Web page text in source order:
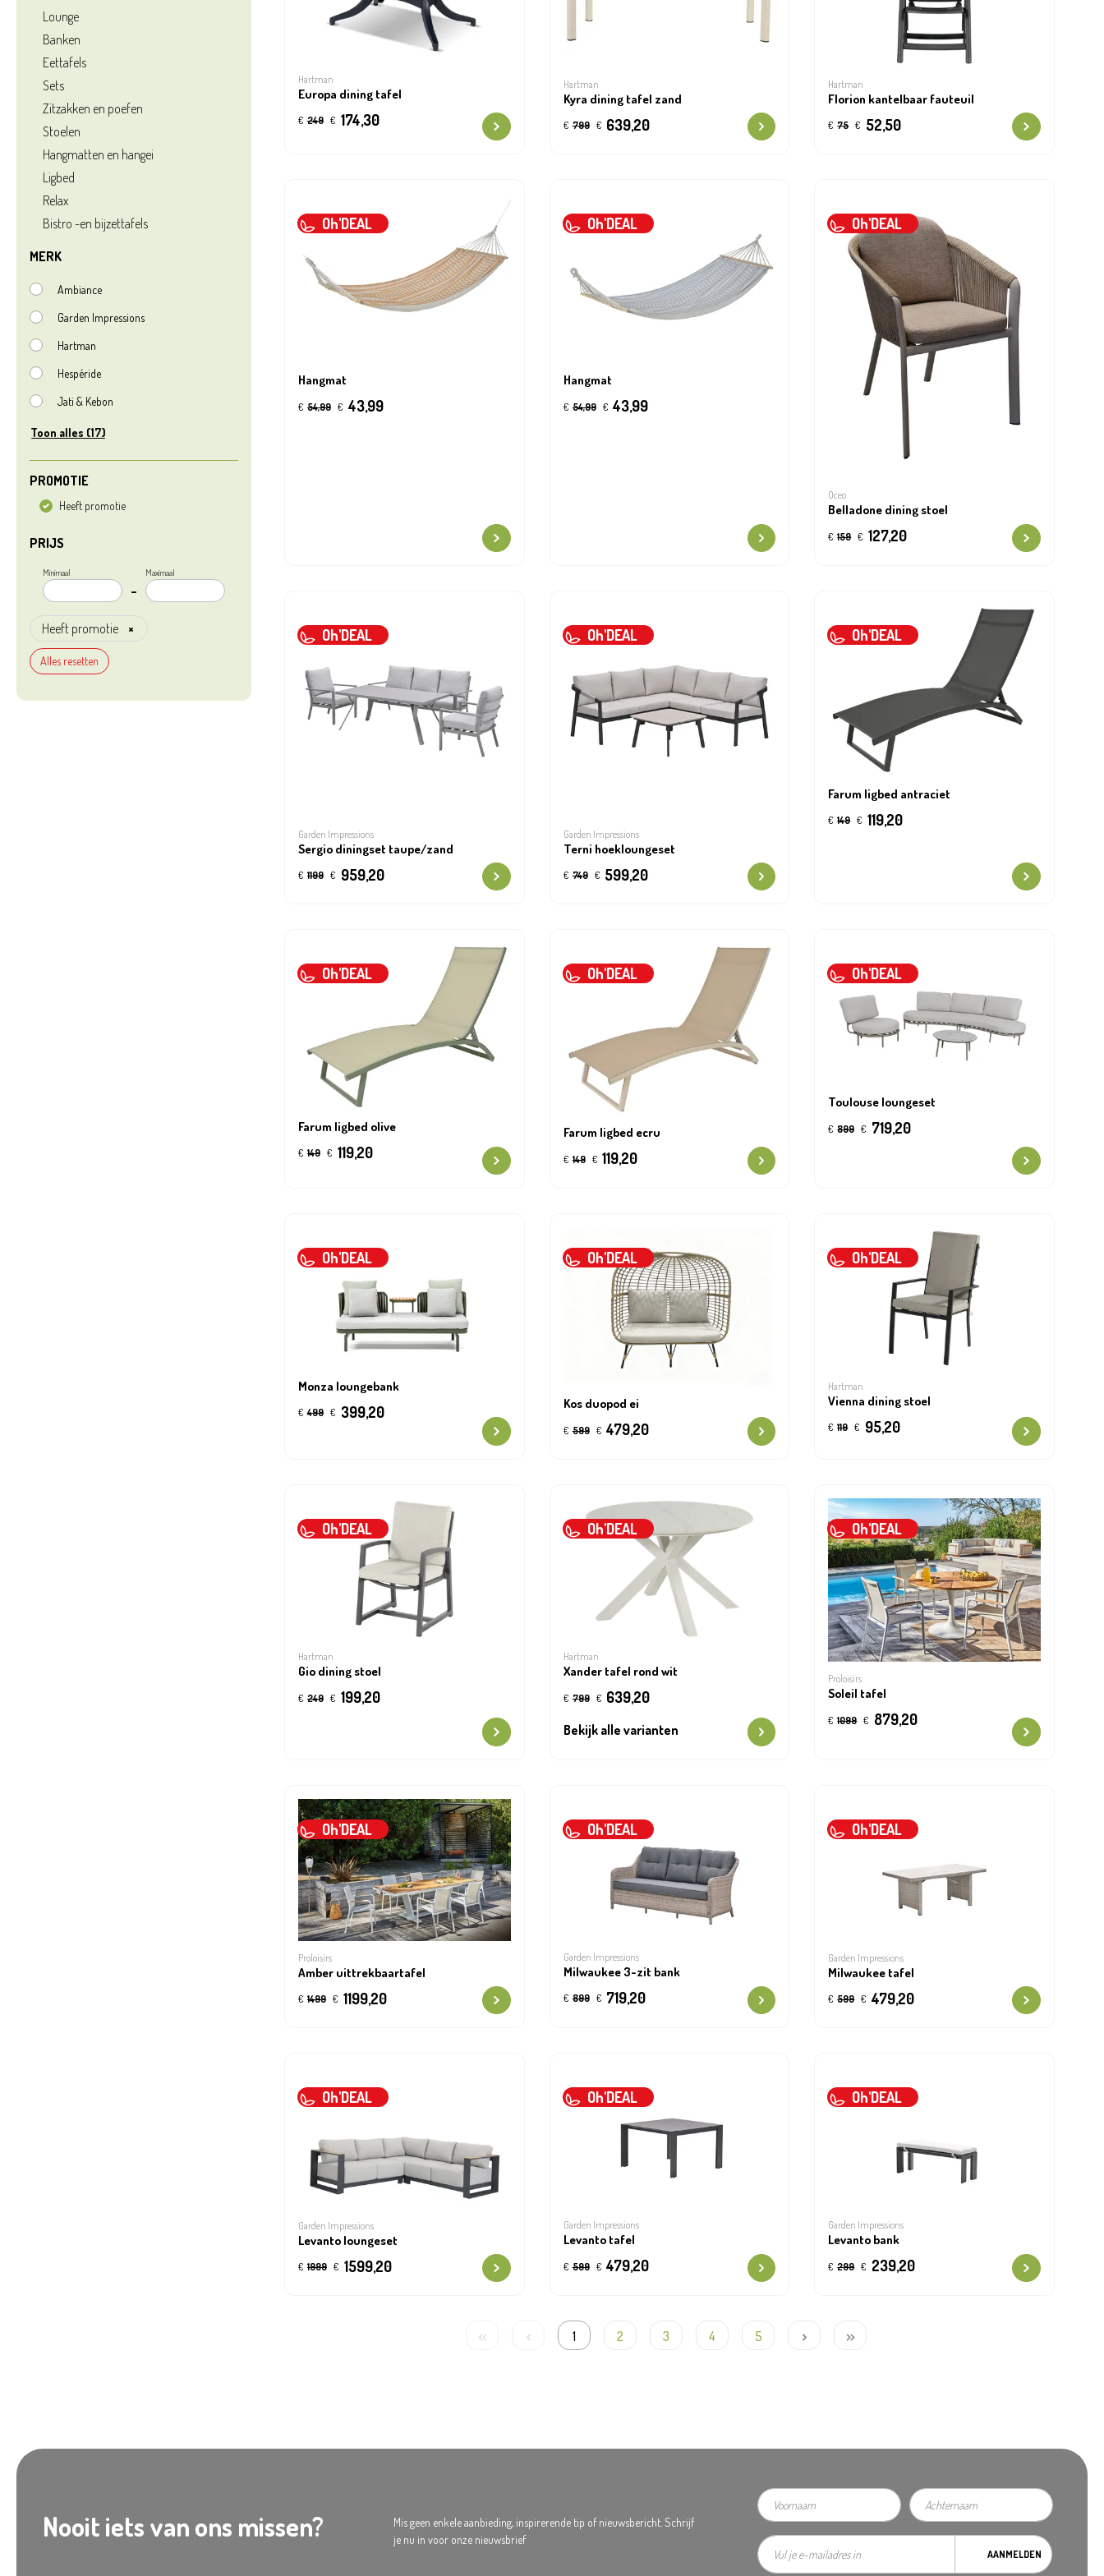
Lounge
Banken
Eettafels
Sets
Zitzakken en poefen
Stoelen
Hangmatten en hangei
Ligbed
Relax
Bistro -en bijzettafels
MERK
Ambiance
Garden Impressions
Hartman
Hespéride
Jati & Kebon
Toon alles (17)
PROMOTIE
Heeft promotie
PRIJS
Minimaal
–
Maximaal
Heeft promotie ×
Alles resetten
Hartman
Europa dining tafel
€ 249 € 174,30
Hartman
Kyra dining tafel zand
€ 799 € 639,20
Hartman
Florion kantelbaar fauteuil
€ 75 € 52,50
Oh'DEAL
Hangmat
€ 54,99 € 43,99
Oh'DEAL
Hangmat
€ 54,99 € 43,99
Oh'DEAL
Oceo
Belladone dining stoel
€ 159 € 127,20
Oh'DEAL
Garden Impressions
Sergio diningset taupe/zand
€ 1199 € 959,20
Oh'DEAL
Garden Impressions
Terni hoekloungeset
€ 749 € 599,20
Oh'DEAL
Farum ligbed antraciet
€ 149 € 119,20
Oh'DEAL
Farum ligbed olive
€ 149 € 119,20
Oh'DEAL
Farum ligbed ecru
€ 149 € 119,20
Oh'DEAL
Toulouse loungeset
€ 899 € 719,20
Oh'DEAL
Monza loungebank
€ 499 € 399,20
Oh'DEAL
Kos duopod ei
€ 599 € 479,20
Oh'DEAL
Hartman
Vienna dining stoel
€ 119 € 95,20
Oh'DEAL
Hartman
Gio dining stoel
€ 249 € 199,20
Oh'DEAL
Hartman
Xander tafel rond wit
€ 799 € 639,20
Bekijk alle varianten
Oh'DEAL
Proloisirs
Soleil tafel
€ 1099 € 879,20
Oh'DEAL
Proloisirs
Amber uittrekbaartafel
€ 1499 € 1199,20
Oh'DEAL
Garden Impressions
Milwaukee 3-zit bank
€ 899 € 719,20
Oh'DEAL
Garden Impressions
Milwaukee tafel
€ 599 € 479,20
Oh'DEAL
Garden Impressions
Levanto loungeset
€ 1999 € 1599,20
Oh'DEAL
Garden Impressions
Levanto tafel
€ 599 € 479,20
Oh'DEAL
Garden Impressions
Levanto bank
€ 299 € 239,20
1 2 3 4 5
Nooit iets van ons missen?
Mis geen enkele aanbieding, inspirerende tip of nieuwsbericht. Schrijf
je nu in voor onze nieuwsbrief
AANMELDEN